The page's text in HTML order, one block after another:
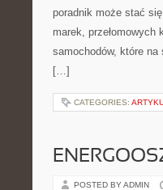
poradnik może stać
marek,
samochodów, które na
[…]
CATEGORIES:
POSTED BY ADMIN